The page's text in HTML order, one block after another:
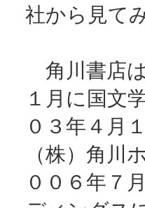
社から見て
角川書店
１月に国文
０３年４月
（株）角川
００６年７